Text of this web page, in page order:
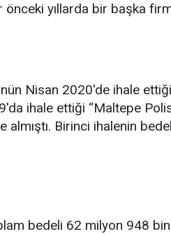
yıllarda bir başka
Nisan 2020'de ihale
ihale ettiği “Maltepe
almıştı. Birinci ihalenin
bedeli 62 milyon 948